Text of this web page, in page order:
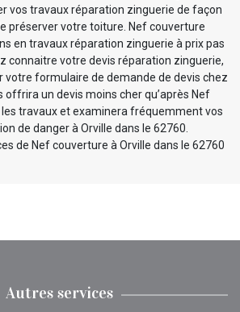
vos travaux réparation zinguerie de façon
préserver votre toiture. Nef couverture
en travaux réparation zinguerie à prix pas
connaitre votre devis réparation zinguerie,
votre formulaire de demande de devis chez
offrira un devis moins cher qu’après Nef
travaux et examinera fréquemment vos
de danger à Orville dans le 62760.
de Nef couverture à Orville dans le 62760
Autres services